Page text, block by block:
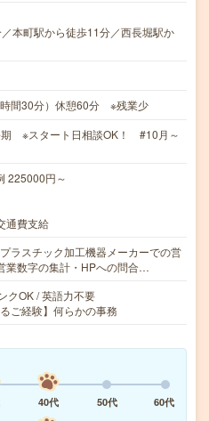
本町駅から徒歩11分／西長堀駅か
間30分）休憩60分 ※残業少
期 ※スタート日相談OK！ #10月～
225000円～
通費支給
ラスチック加工機器メーカーでの営
業数字の集計・HPへの問合…
クOK / 英語力不要
ご経験】何らかの事務
40代 50代
60代